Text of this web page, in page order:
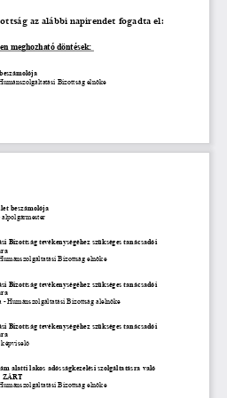
az alábbi napirendet fogadta el:
meghozható döntések:
Bizottság elnöke
beszámolója
alpolgármester
Bizottság tevékenységéhez szükséges tanácsadói
Bizottság elnöke
Bizottság tevékenységéhez szükséges tanácsadói
- Humánszolgáltatási Bizottság alelnöke
Bizottság tevékenységéhez szükséges tanácsadói
képviselő
alatti lakos adósságkezelési szolgáltatásra való
ZÁRT
Bizottság elnöke